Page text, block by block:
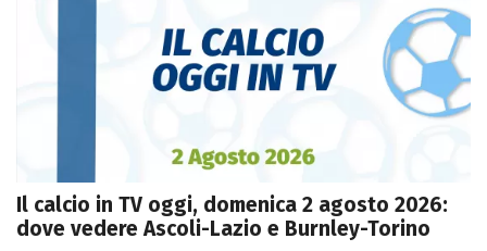
Il calcio in TV oggi, domenica 2 agosto 2026:
dove vedere Ascoli-Lazio e Burnley-Torino